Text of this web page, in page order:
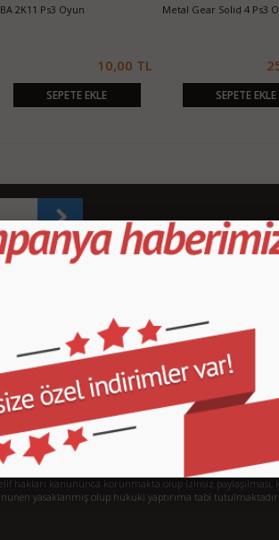
2K11 Ps3 Oyun
10,00 TL
SEPETE EKLE
Metal Gear Solid 4 Ps3
SEPETE EKLE
Sipariş Takibi
Gizlilik ve Kullanım Şartları
Kargo ve Taşıma Bilgileri
Garanti ve İade
Sistem Toplama
kanununca korunmakta olup izinsiz paylaşılması,
yasaklanmış olup hukuki yaptırıma tabi tutulmaktadır.